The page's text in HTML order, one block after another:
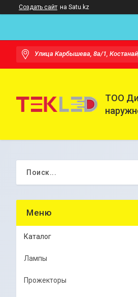
Создать сайт на Satu.kz
Улица Карбышева, 8а/1,
ТОО
Каталог
Лампы
Прожекторы